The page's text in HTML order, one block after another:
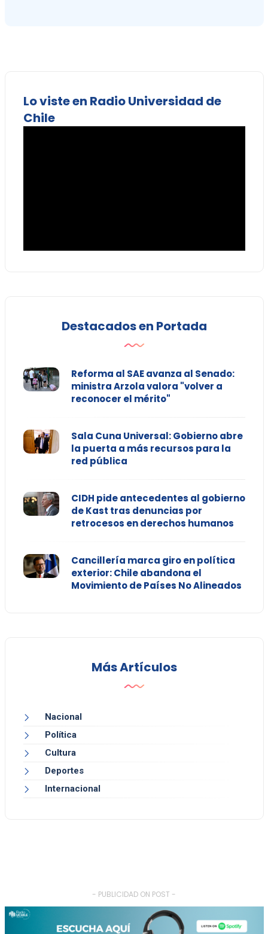
Lo viste en Radio Universidad de
Chile
Destacados en Portada
Reforma al SAE avanza al Senado:
ministra Arzola valora "volver a
reconocer el mérito"
Sala Cuna Universal: Gobierno abre
la puerta a más recursos para la
red pública
CIDH pide antecedentes al gobierno
de Kast tras denuncias por
retrocesos en derechos humanos
Cancillería marca giro en política
exterior: Chile abandona el
Movimiento de Países No Alineados
Más Artículos
Nacional
Política
Cultura
Deportes
Internacional
- PUBLICIDAD ON POST -